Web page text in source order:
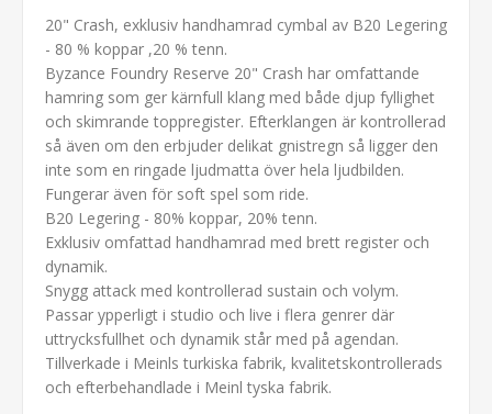
20" Crash, exklusiv handhamrad cymbal av B20 Legering
- 80 % koppar ,20 % tenn.
Byzance Foundry Reserve 20" Crash har omfattande
hamring som ger kärnfull klang med både djup fyllighet
och skimrande toppregister. Efterklangen är kontrollerad
så även om den erbjuder delikat gnistregn så ligger den
inte som en ringade ljudmatta över hela ljudbilden.
Fungerar även för soft spel som ride.
B20 Legering - 80% koppar, 20% tenn.
Exklusiv omfattad handhamrad med brett register och
dynamik.
Snygg attack med kontrollerad sustain och volym.
Passar ypperligt i studio och live i flera genrer där
uttrycksfullhet och dynamik står med på agendan.
Tillverkade i Meinls turkiska fabrik, kvalitetskontrollerads
och efterbehandlade i Meinl tyska fabrik.